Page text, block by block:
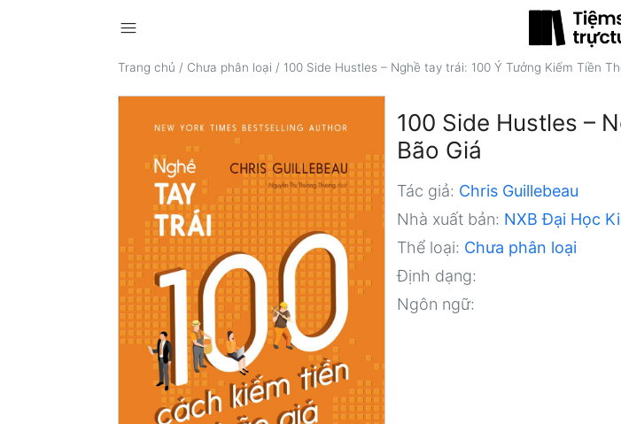
menu
Trang chủ / Chưa phân loại / 100 Side Hustles – Nghề tay trái: 100 Ý Tưởng Kiếm Tiền
100 Side Hustles –
Bão Giá
Tác giả: Chris Guillebeau
Nhà xuất bản: NXB Đại Học
Thể loại: Chưa phân loại
Định dạng:
Ngôn ngữ: